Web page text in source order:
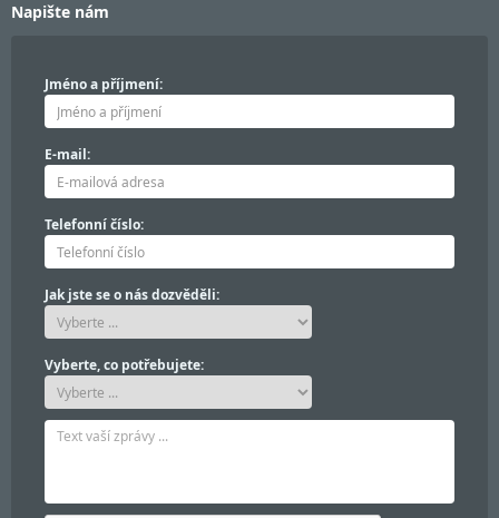
Napište nám
Jméno a příjmení:
E-mail:
Telefonní číslo:
Jak jste se o nás dozvěděli:
Vyberte, co potřebujete: